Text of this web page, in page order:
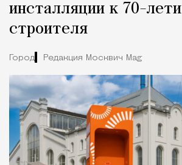
инсталляции к 70-
строителя
Город Редакция Москвич Mag